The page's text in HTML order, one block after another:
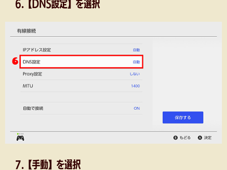
6.【DNS設定】を選択
7.【手動】を選択